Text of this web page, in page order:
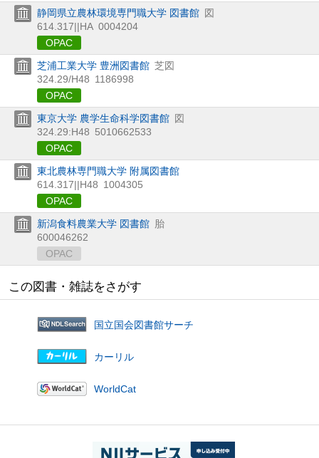
静岡県立農林環境専門職大学 図書館 図
614.317||HA 0004204
OPAC
芝浦工業大学 豊洲図書館 芝図
324.29/H48 1186998
OPAC
東京大学 農学生命科学図書館 図
324.29:H48 5010662533
OPAC
東北農林専門職大学 附属図書館
614.317||H48 1004305
OPAC
新潟食料農業大学 図書館
胎
600046262
OPAC
この図書・雑誌をさがす
国立国会図書館サーチ
カーリル
WorldCat